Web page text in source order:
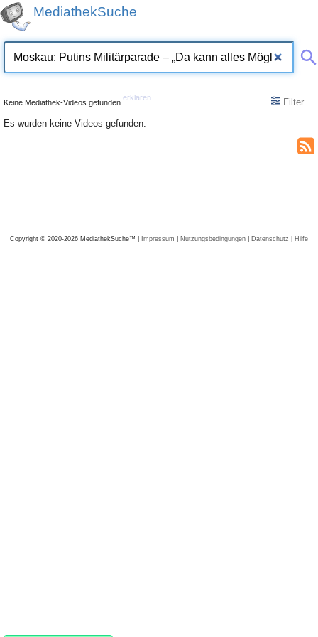
MediathekSuche
Keine Mediathek-Videos gefunden.
erklären
Filter
Es wurden keine Videos gefunden.
Copyright © 2020-2026 MediathekSuche™ | Impressum | Nutzungsbedingungen | Datenschutz | Hilfe